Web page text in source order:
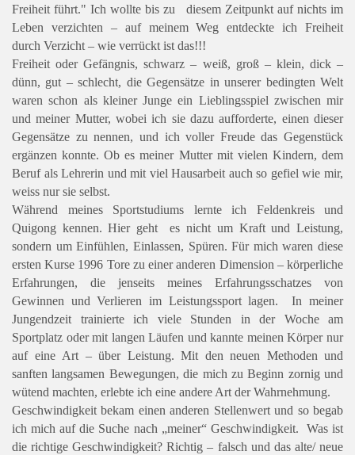
Freiheit führt." Ich wollte bis zu diesem Zeitpunkt auf nichts im
Leben verzichten – auf meinem Weg entdeckte ich Freiheit
durch Verzicht – wie verrückt ist das!!!
Freiheit oder Gefängnis, schwarz – weiß, groß – klein, dick –
dünn, gut – schlecht, die Gegensätze in unserer bedingten Welt
waren schon als kleiner Junge ein Lieblingsspiel zwischen mir
und meiner Mutter, wobei ich sie dazu aufforderte, einen dieser
Gegensätze zu nennen, und ich voller Freude das Gegenstück
ergänzen konnte. Ob es meiner Mutter mit vielen Kindern, dem
Beruf als Lehrerin und mit viel Hausarbeit auch so gefiel wie mir,
weiss nur sie selbst.
Während meines Sportstudiums lernte ich Feldenkreis und
Quigong kennen. Hier geht es nicht um Kraft und Leistung,
sondern um Einfühlen, Einlassen, Spüren. Für mich waren diese
ersten Kurse 1996 Tore zu einer anderen Dimension – körperliche
Erfahrungen, die jenseits meines Erfahrungsschatzes von
Gewinnen und Verlieren im Leistungssport lagen. In meiner
Jungendzeit trainierte ich viele Stunden in der Woche am
Sportplatz oder mit langen Läufen und kannte meinen Körper nur
auf eine Art – über Leistung. Mit den neuen Methoden und
sanften langsamen Bewegungen, die mich zu Beginn zornig und
wütend machten, erlebte ich eine andere Art der Wahrnehmung.
Geschwindigkeit bekam einen anderen Stellenwert und so begab
ich mich auf die Suche nach „meiner“ Geschwindigkeit. Was ist
die richtige Geschwindigkeit? Richtig – falsch und das alte/ neue